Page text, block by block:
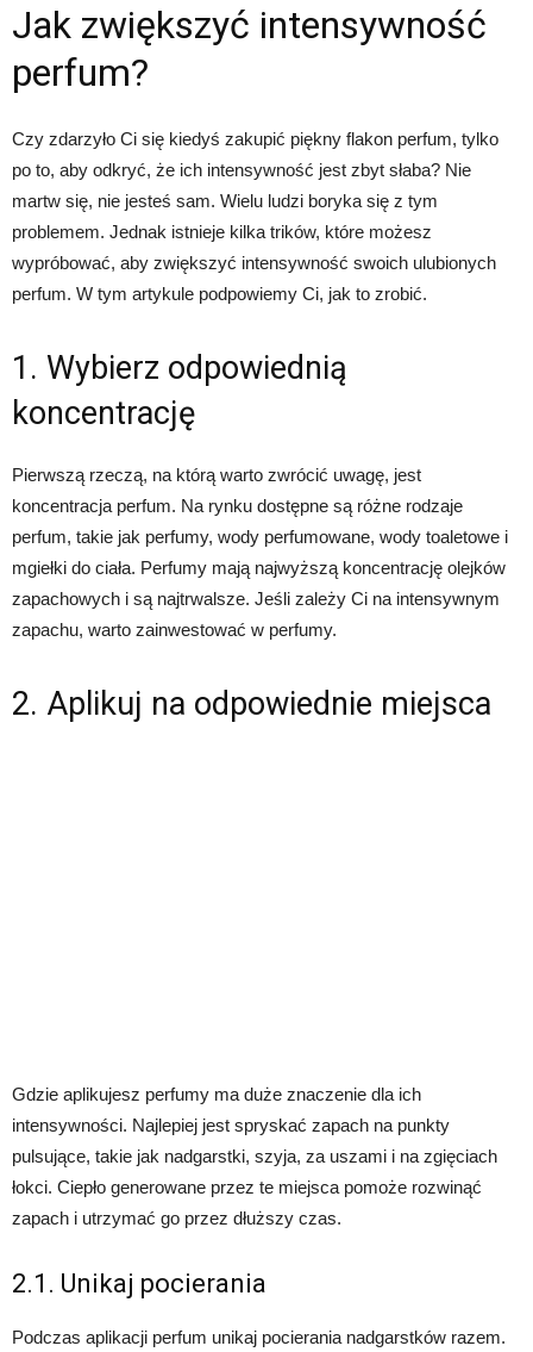
Jak zwiększyć intensywność
perfum?
Czy zdarzyło Ci się kiedyś zakupić piękny flakon perfum, tylko
po to, aby odkryć, że ich intensywność jest zbyt słaba? Nie
martw się, nie jesteś sam. Wielu ludzi boryka się z tym
problemem. Jednak istnieje kilka trików, które możesz
wypróbować, aby zwiększyć intensywność swoich ulubionych
perfum. W tym artykule podpowiemy Ci, jak to zrobić.
1. Wybierz odpowiednią
koncentrację
Pierwszą rzeczą, na którą warto zwrócić uwagę, jest
koncentracja perfum. Na rynku dostępne są różne rodzaje
perfum, takie jak perfumy, wody perfumowane, wody toaletowe i
mgiełki do ciała. Perfumy mają najwyższą koncentrację olejków
zapachowych i są najtrwalsze. Jeśli zależy Ci na intensywnym
zapachu, warto zainwestować w perfumy.
2. Aplikuj na odpowiednie miejsca
Gdzie aplikujesz perfumy ma duże znaczenie dla ich
intensywności. Najlepiej jest spryskać zapach na punkty
pulsujące, takie jak nadgarstki, szyja, za uszami i na zgięciach
łokci. Ciepło generowane przez te miejsca pomoże rozwinąć
zapach i utrzymać go przez dłuższy czas.
2.1. Unikaj pocierania
Podczas aplikacji perfum unikaj pocierania nadgarstków razem.